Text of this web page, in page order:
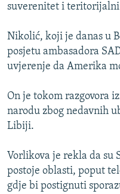
ISPRIČAJ MI
DNEVNO@RSE
SPECIJALI RSE
GENOCID U SREBRENICI
POPLAVE I KLIZIŠTA U BIH 2024.
POST SCRIPTUM
MOJA EVROPA
PRATITE NAS
suverenitet i
Nikolić, koji je danas u
posjetu ambasadora
uvjerenje da Amerika
On je tokom razgovora
narodu zbog nedavnih
Libiji.
Vorlikova je rekla da su
postoje oblasti, poput
gdje bi postignuti